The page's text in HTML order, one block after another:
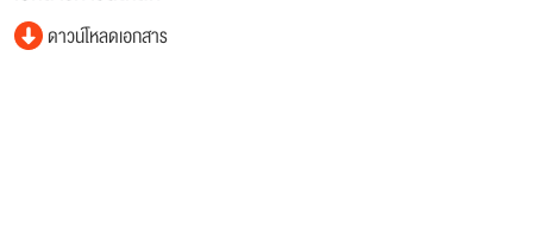
ดาวน์โหลดเอกสาร